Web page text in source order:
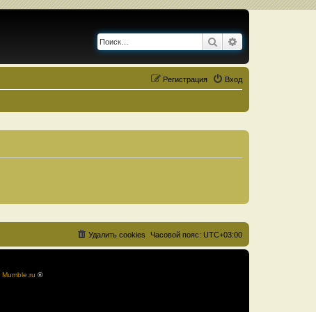
Поиск
Вход
Регистрация
Часовой пояс: UTC+03:00
Удалить cookies
Mumble.ru ®